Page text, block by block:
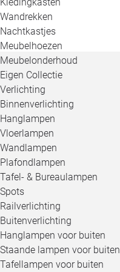
Wandrekken
Nachtkastjes
Meubelhoezen
Meubelonderhoud
Eigen Collectie
Verlichting
Binnenverlichting
Hanglampen
Vloerlampen
Wandlampen
Plafondlampen
Tafel- & Bureaulampen
Spots
Railverlichting
Buitenverlichting
Hanglampen voor buiten
Staande lampen voor buiten
Tafellampen voor buiten